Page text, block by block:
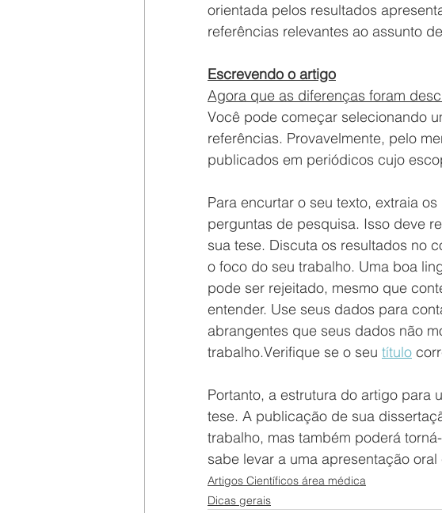
orientada pelos resultados
referências relevantes ao assunto
Escrevendo o artigo
Agora que as diferenças foram
Você pode começar selecionando
referências. Provavelmente, pelo
publicados em periódicos cujo
Para encurtar o seu texto, extraia
perguntas de pesquisa. Isso deve
sua tese. Discuta os resultados no
o foco do seu trabalho. Uma boa
pode ser rejeitado, mesmo que
entender. Use seus dados para
abrangentes que seus dados não
trabalho.Verifique se o seu título
Portanto, a estrutura do artigo para
tese. A publicação de sua
trabalho, mas também poderá
sabe levar a uma apresentação
Artigos Científicos área médica
Dicas gerais